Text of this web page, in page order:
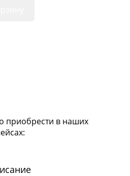
приобрести в наших